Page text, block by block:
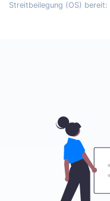
Streitbeilegung (OS) bereit: